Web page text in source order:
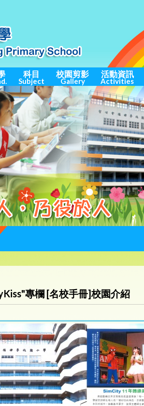
科目
Subject
校園剪影
Gallery
活動資訊
Activities
專欄 [名校手冊]校園介紹